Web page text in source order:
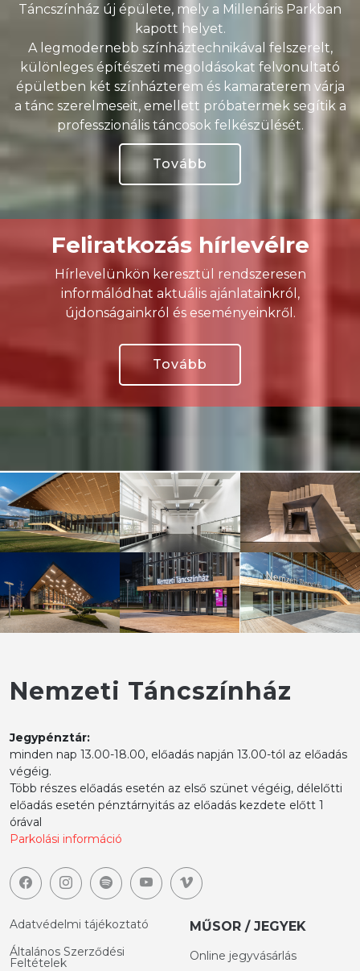
Táncszínház új épülete, mely a Millenáris Parkban
kapott helyet.
A legmodernebb színháztechnikával felszerelt,
különleges építészeti megoldásokat felvonultató
épületben két színházterem és kamaraterem várja
a tánc szerelmeseit, emellett próbatermek segítik a
professzionális táncosok felkészülését.
Tovább
Feliratkozás hírlevélre
Hírlevelünkön keresztül rendszeresen
informálódhat aktuális ajánlatainkról,
újdonságainkról és eseményeinkről.
Tovább
Nemzeti Táncszínház
Jegypénztár:
minden nap 13.00-18.00, előadás napján 13.00-tól az előadás
végéig.
Több részes előadás esetén az első szünet végéig, délelőtti
előadás esetén pénztárnyitás az előadás kezdete előtt 1
órával
Parkolási információ
Adatvédelmi tájékoztató
Általános Szerződési
Feltételek
MŰSOR / JEGYEK
Online jegyvásárlás